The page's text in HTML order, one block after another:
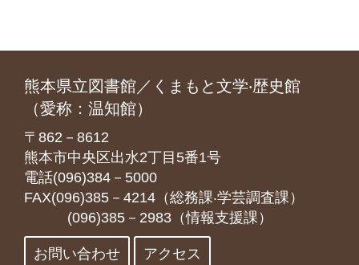
熊本県立図書館／くまもと文学‧歴史館
（愛称：温知館）
〒862－8612
熊本市中央区出水2丁目5番1号
電話(096)384－5000
FAX(096)385－4214（総務課‧学芸調査課）
(096)385－2983（情報支援課）
お問い合わせ アクセス